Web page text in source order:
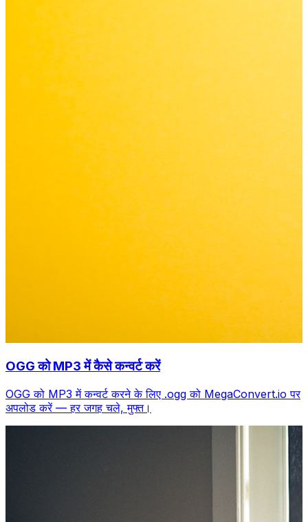
OGG को MP3 में कैसे कन्वर्ट करें
OGG को MP3 में कन्वर्ट करने के लिए .ogg को MegaConvert.io पर
अपलोड करें — हर जगह चले, मुफ्त।